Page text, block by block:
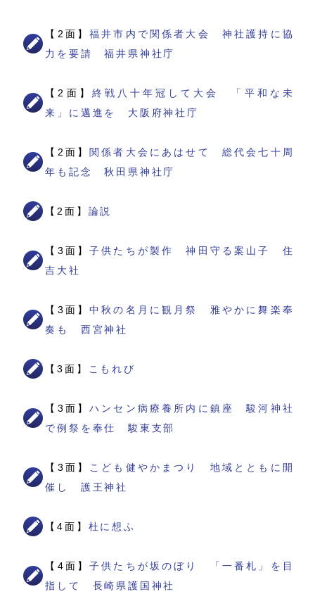
【2面】福井市内で関係者大会 神社護持に協
力を要請 福井県神社庁
【2面】 終戦八十年冠して大会 「平和な未
来」に邁進を 大阪府神社庁
【2面】 関係者大会にあはせて 総代会七十周
年も記念 秋田県神社庁
【2面】 論説
【3面】子供たちが製作 神田守る案山子 住
吉大社
【3面】中秋の名月に観月祭 雅やかに舞楽奉
奏も 西宮神社
【3面】 こもれび
【3面】ハンセン病療養所内に鎮座 駿河神社
で例祭を奉仕 駿東支部
【3面】
こども健やかまつり 地域とともに開
催し 護王神社
【4面】 杜に想ふ
【4面】子供たちが坂のぼり 「一番札」を目
指して 長崎県護国神社